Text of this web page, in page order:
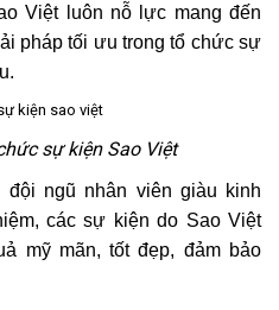
Việt luôn nỗ lực mang đến
pháp tối ưu trong tổ chức sự
sự kiện Sao Việt
ngũ nhân viên giàu kinh
các sự kiện do Sao Việt
mỹ mãn, tốt đẹp, đảm bảo